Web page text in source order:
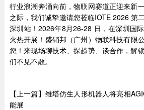
行业浪潮奔涌向前，物联网赛道正迎来新
之际，我们诚挚邀请您莅临IOTE 2026 第
深圳站！2026年8月26-28 日，在深圳国
火热开展！盛销邦（广州）物联科技有限
您！来现场聊技术、探趋势、谈合作，解
们不见不散。
【上一篇】维塔仿生人形机器人将亮相
能展